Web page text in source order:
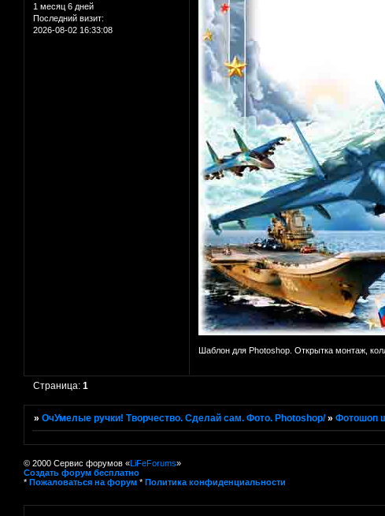
1 месяц 6 дней
Последний визит:
2026-08-02 16:33:08
Шаблон для Photoshop. Открытка монтаж,
Страница:1
»ОчУмелые ручки! Творчество. Сделай сам. Фото. Photoshop/ »Фотошоп
© 2000 Сервис форумов «LiFeForums»
Создать форум бесплатно
* Пожаловаться на форум * Политика конфиденциальности